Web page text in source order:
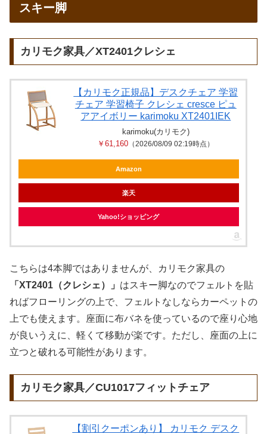
スキー脚
カリモク家具／XT2401クレシェ
【カリモク正規品】デスクチェア 学習
チェア 学習椅子 クレシェ cresce ピュ
アアイボリー karimoku XT2401IEK
karimoku(カリモク)
￥61,160 （2026/08/09 02:19時点）
Amazon
楽天
Yahoo!ショッピング
こちらは4本脚ではありませんが、カリモク家具の
「XT2401（クレシェ）」 はスキー脚なのでフェルトを貼
ればフローリングの上で、フェルトなしならカーペットの
上でも使えます。座面に布バネを使っているので座り心地
が良いうえに、軽くて移動が楽です。ただし、座面の上に
立つと破れる可能性があります。
カリモク家具／CU1017フィットチェア
【割引クーポンあり】 カリモク デスク